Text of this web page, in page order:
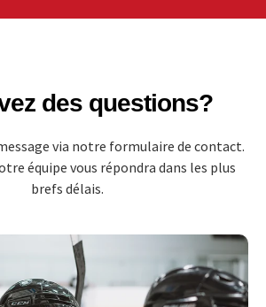
des questions?
via notre formulaire de contact.
équipe vous répondra dans les plus
brefs délais.